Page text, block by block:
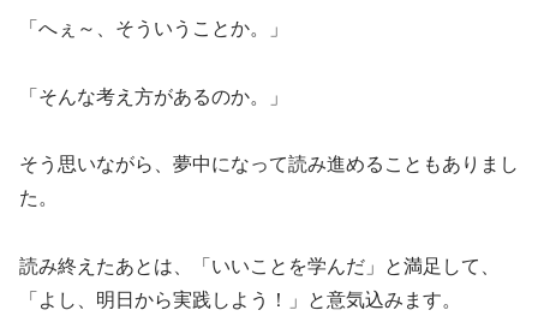
「へぇ～、そういうことか。」
「そんな考え方があるのか。」
そう思いながら、夢中になって読み進めることもありまし
た。
読み終えたあとは、「いいことを学んだ」と満足して、
「よし、明日から実践しよう！」と意気込みます。